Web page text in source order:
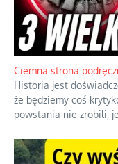
Szlachetna duma z
Jednym z dziedzictw
oceniania
również polityki